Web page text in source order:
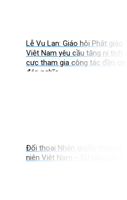
Lễ Vu Lan: Giáo hội Phật giáo
Việt Nam yêu cầu tăng ni tích
cực tham gia công tác đền ơn
đáp nghĩa
Đối thoại Nhân quyền thường
niên Việt Nam – EU năm 2026